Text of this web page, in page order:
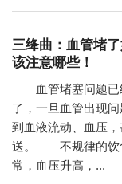
三绛曲：血管堵
该注意哪些！
血管堵塞问题已
了，一旦血管出现
到血液流动、血压
送。 不规律的饮
常，血压升高，...